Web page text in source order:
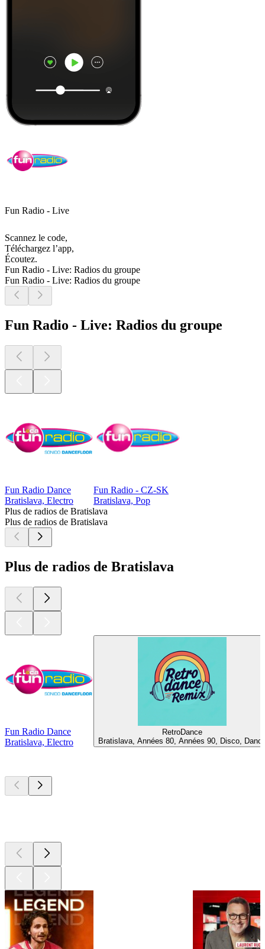
Fun Radio - Live
Scannez le code,
Téléchargez l’app,
Écoutez.
Fun Radio - Live: Radios du groupe
Fun Radio - Live: Radios du groupe
Fun Radio - Live: Radios du groupe
Fun Radio Dance
Bratislava, Electro
Fun Radio - CZ-SK
Bratislava, Pop
Plus de radios de Bratislava
Plus de radios de Bratislava
Plus de radios de Bratislava
Fun Radio Dance
Bratislava, Electro
RetroDance
Bratislava, Années 80, Années 90, Disco,